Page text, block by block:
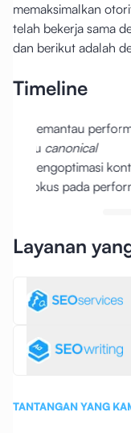
memaksimalkan
telah bekerja sama
dan berikut adalah
Timeline
Memantau
isu canonical
Mengoptimasi
Fokus pada
Layanan
TANTANGAN YANG